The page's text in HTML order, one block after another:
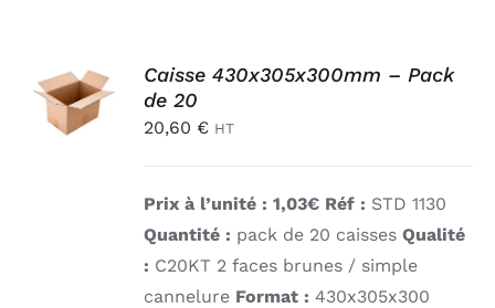
AU
PANIER
/
Caisse 430x305x300mm – Pack
de 20
20,60 € HT
Prix à l’unité : 1,03€ Réf : STD 1130
Quantité : pack de 20 caissesQualité
: C20KT 2 faces brunes / simple
cannelure Format :430x305x300